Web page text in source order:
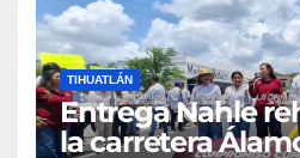
TIHUATLÁN
Entrega Nahle
la carretera